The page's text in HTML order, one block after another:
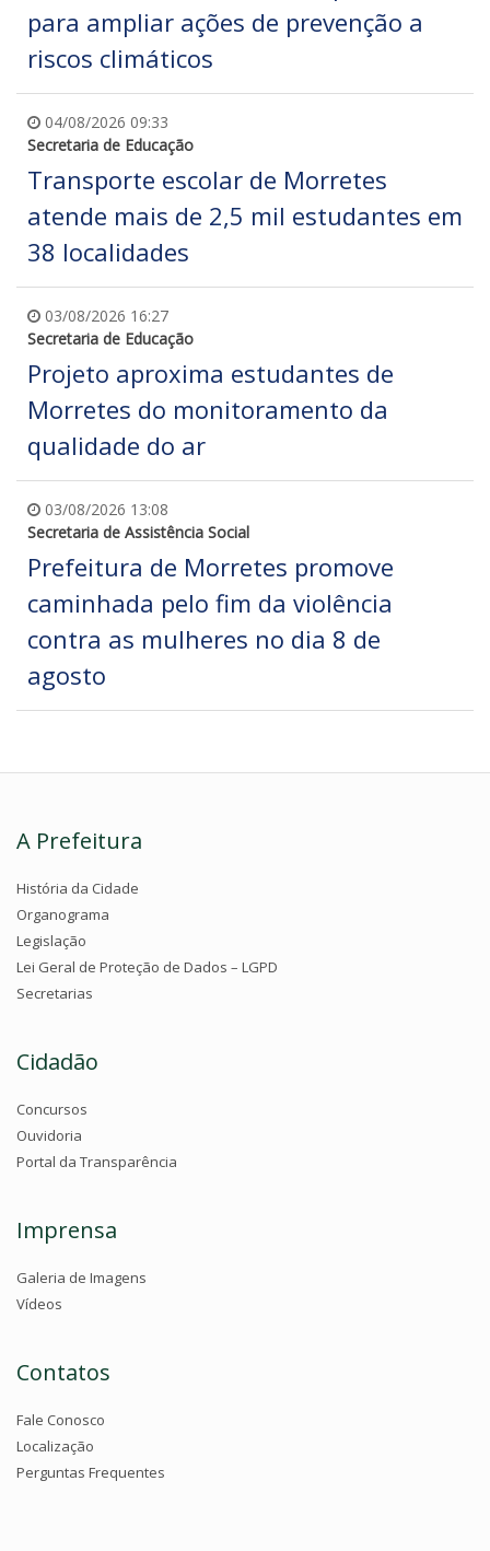
para ampliar ações de prevenção a
riscos climáticos
04/08/2026 09:33
Secretaria de Educação
Transporte escolar de Morretes
atende mais de 2,5 mil estudantes em
38 localidades
03/08/2026 16:27
Secretaria de Educação
Projeto aproxima estudantes de
Morretes do monitoramento da
qualidade do ar
03/08/2026 13:08
Secretaria de Assistência Social
Prefeitura de Morretes promove
caminhada pelo fim da violência
contra as mulheres no dia 8 de
agosto
A Prefeitura
História da Cidade
Organograma
Legislação
Lei Geral de Proteção de Dados – LGPD
Secretarias
Cidadão
Concursos
Ouvidoria
Portal da Transparência
Imprensa
Galeria de Imagens
Vídeos
Contatos
Fale Conosco
Localização
Perguntas Frequentes